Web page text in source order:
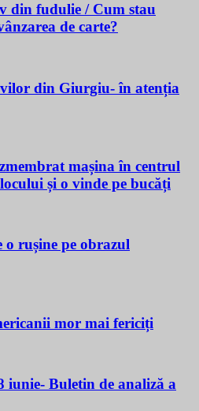
din fudulie / Cum stau
de carte?
din Giurgiu- în atenția
mașina în centrul
și o vinde pe bucăți
rușine pe obrazul
mor mai fericiți
Buletin de analiză a